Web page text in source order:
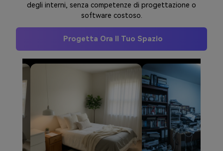
degli interni, senza competenze di progettazione o
software costoso.
Progetta Ora Il Tuo Spazio